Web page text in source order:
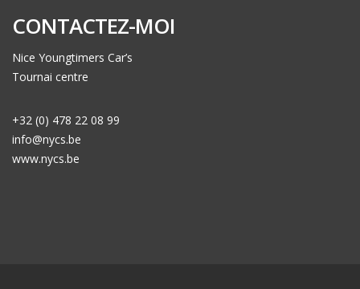
CONTACTEZ-MOI
Nice Youngtimers Car’s
Tournai centre
+32 (0) 478 22 08 99
info@nycs.be
www.nycs.be